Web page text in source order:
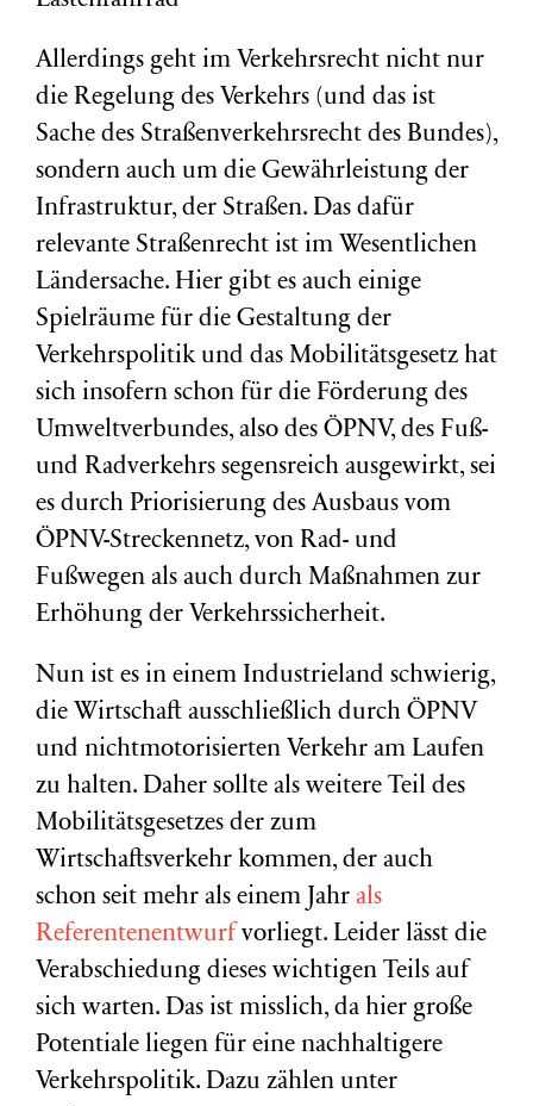
Allerdings geht im Verkehrsrecht nicht nur
die Regelung des Verkehrs (und das ist
Sache des Straßenverkehrsrecht des Bundes),
sondern auch um die Gewährleistung der
Infrastruktur, der Straßen. Das dafür
relevante Straßenrecht ist im Wesentlichen
Ländersache. Hier gibt es auch einige
Spielräume für die Gestaltung der
Verkehrspolitik und das Mobilitätsgesetz hat
sich insofern schon für die Förderung des
Umweltverbundes, also des ÖPNV, des Fuß-
und Radverkehrs segensreich ausgewirkt, sei
es durch Priorisierung des Ausbaus vom
ÖPNV-Streckennetz, von Rad- und
Fußwegen als auch durch Maßnahmen zur
Erhöhung der Verkehrssicherheit.
Nun ist es in einem Industrieland schwierig,
die Wirtschaft ausschließlich durch ÖPNV
und nichtmotorisierten Verkehr am Laufen
zu halten. Daher sollte als weitere Teil des
Mobilitätsgesetzes der zum
Wirtschaftsverkehr kommen, der auch
schon seit mehr als einem Jahr als
Referentenentwurf vorliegt. Leider lässt die
Verabschiedung dieses wichtigen Teils auf
sich warten. Das ist misslich, da hier große
Potentiale liegen für eine nachhaltigere
Verkehrspolitik. Dazu zählen unter